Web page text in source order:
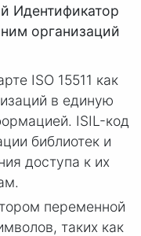
Идентификатор
организаций
ISO 15511 как
в единую
ISIL-код
библиотек и
доступа к их
переменной
таких как